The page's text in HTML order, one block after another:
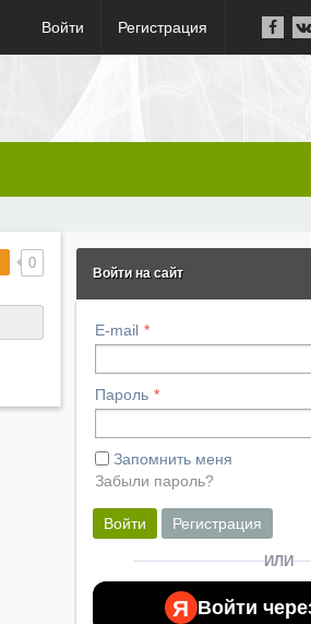
Войти Регистрация
0
Войти на сайт
E-mail
Пароль
Запомнить меня
Забыли пароль?
Войти Регистрация
ИЛИ
Я Войти